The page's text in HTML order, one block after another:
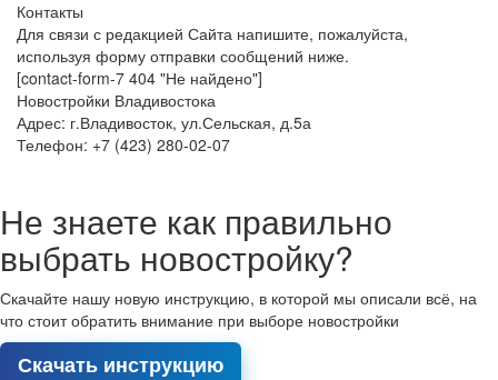
Контакты
Для связи с редакцией Сайта напишите, пожалуйста,
используя форму отправки сообщений ниже.
[contact-form-7 404 "Не найдено"]
Новостройки Владивостока
Адрес: г.Владивосток, ул.Сельская, д.5а
Телефон: +7 (423) 280-02-07
Не знаете как правильно
выбрать новостройку?
Скачайте нашу новую инструкцию, в которой мы описали всё, на
что стоит обратить внимание при выборе новостройки
Скачать инструкцию